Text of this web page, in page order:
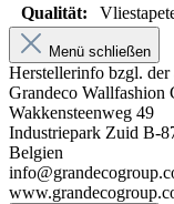
Qualität:
Menü schließen
Herstellerinfo bzgl.
Grandeco Wallfashion
Wakkensteenweg 49
Industriepark Zuid B-
Belgien